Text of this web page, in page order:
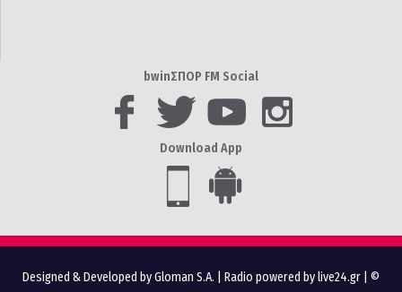
bwinΣΠΟΡ FM Social
Download App
Designed & Developed by Gloman S.A. Radio powered by live24.gr | ©